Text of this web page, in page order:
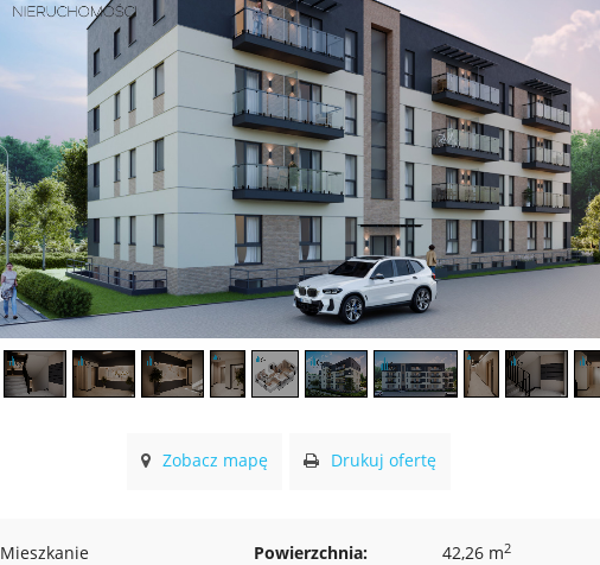
Zobacz mapę Drukuj ofertę
Mieszkanie Powierzchnia: 42,26 m2